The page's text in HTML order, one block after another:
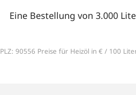
Eine Bestellung von 3.000
PLZ: 90556 Preise für Heizöl in € / 100